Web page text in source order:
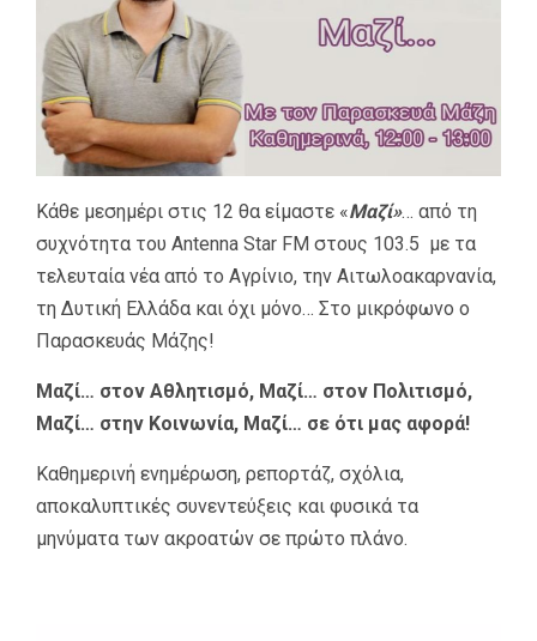
Κάθε μεσημέρι στις 12 θα είμαστε «Μαζί»… από τη
συχνότητα του Antenna Star FM στους 103.5 με τα
τελευταία νέα από το Αγρίνιο, την Αιτωλοακαρνανία,
τη Δυτική Ελλάδα και όχι μόνο… Στο μικρόφωνο ο
Παρασκευάς Μάζης!
Μαζί… στον Αθλητισμό, Μαζί… στον Πολιτισμό,
Μαζί… στην Κοινωνία, Μαζί… σε ότι μας αφορά!
Καθημερινή ενημέρωση, ρεπορτάζ, σχόλια,
αποκαλυπτικές συνεντεύξεις και φυσικά τα
μηνύματα των ακροατών σε πρώτο πλάνο.